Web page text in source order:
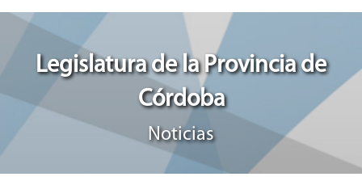
Legislatura de la Provincia de
Córdoba
Noticias